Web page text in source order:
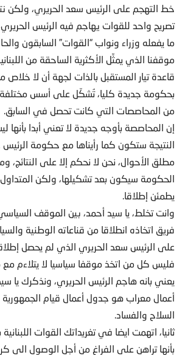
خط التهجم على الرئيس سعد الحريري، ولكن
تصريح واحد للقوات يهاجم فيه الرئيس
ما يفعله وزراء ونواب “القوات” السابقون
موقفنا الذي يمثِّل الأكثرية الساحقة من
قاعدة تيار المستقبل بالذات لجهة أن لا خلاص
بحكومة جديدة كليا، تُشكّل على أسس مختلفة
من المحاصصات التي كانت تحصل في السابق.
إن المحاصصة بأوجه جديدة لا تعني أبدا
النتيجة ستكون كما رأيناها مع حكومة
مطلق الأحوال، نحن لا نحكم إلا على النتائج،
الحكومة سيكون بعد تشكيلها، ولكن المتداول
يطمئن إطلاقا.
وانت تخلط، يا سيد أحمد، بين الموقف
فريق اتخاذه انطلاقا من قناعاته الوطنية
على الرئيس سعد الحريري الذي لم يحصل
فليس كل من اتخذ موقفا سياسيا لا يتلاءم
يعني بانه هاجم الرئيس الحريري، ونذكرك يا
أعمال معراب هو جدول أعمال قيام الجمهورية
السلاح والفساد.
ثانيا، اتهمت ايضا في تغريداتك القوات
بأنها تراهن على الفراغ من أجل الوصول الى